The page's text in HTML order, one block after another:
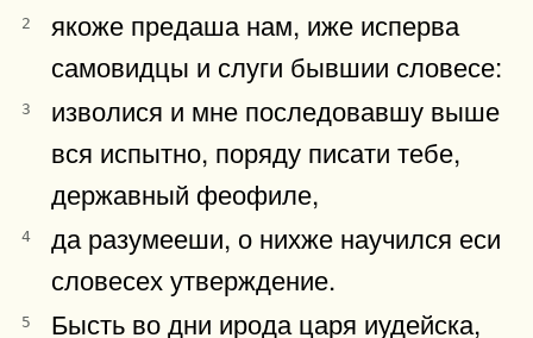
2
якоже предаша нам, иже исперва
самовидцы и слуги бывшии словесе:
3
изволися и мне последовавшу выше
вся испытно, поряду писати тебе,
державный феофиле,
4
да разумееши, о нихже научился еси
словесех утверждение.
5
Бысть во дни ирода царя иудейска,